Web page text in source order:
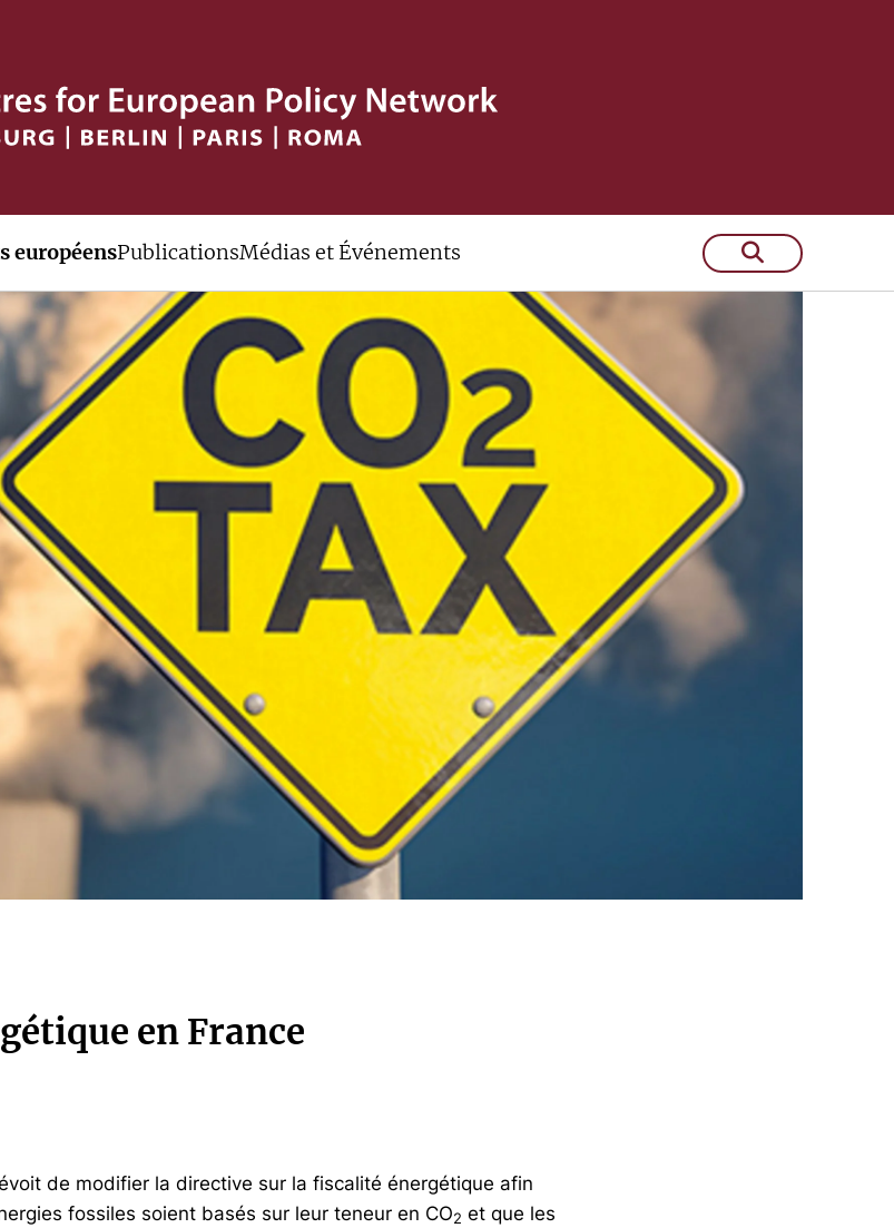
européensPublicationsMédias et Événements
en France
de modifier la directive sur la fiscalité énergétique afin
fossiles soient basés sur leur teneur en CO2 et que les